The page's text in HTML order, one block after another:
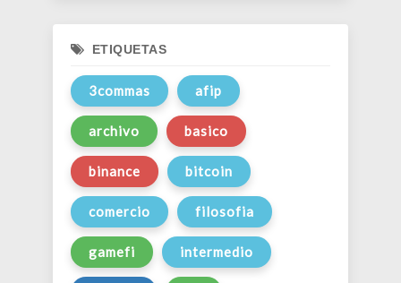
ETIQUETAS
3commas afip
archivo basico
binance bitcoin
comercio filosofia
gamefi intermedio